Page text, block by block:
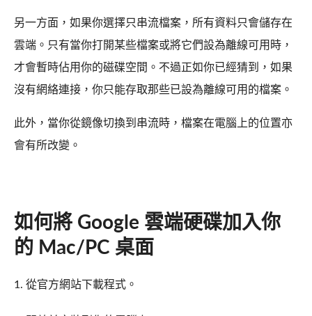
另一方面，如果你選擇只串流檔案，所有資料只會儲存在
雲端。只有當你打開某些檔案或將它們設為離線可用時，
才會暫時佔用你的磁碟空間。不過正如你已經猜到，如果
沒有網絡連接，你只能存取那些已設為離線可用的檔案。
此外，當你從鏡像切換到串流時，檔案在電腦上的位置亦
會有所改變。
如何將 Google 雲端硬碟加入你
的 Mac/PC 桌面
1. 從官方網站下載程式。